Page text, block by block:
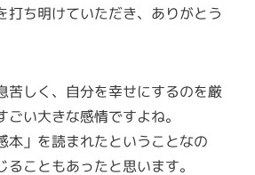
打ち明けていただき、ありがとう
苦しく、自分を幸せにするのを厳
ごい大きな感情ですよね。
本」を読まれたということなの
こともあったと思います。